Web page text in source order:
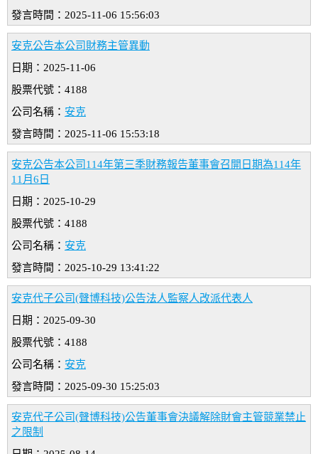
發言時間：2025-11-06 15:56:03
安克公告本公司財務主管異動
日期：2025-11-06
股票代號：4188
公司名稱： 安克
發言時間：2025-11-06 15:53:18
安克公告本公司114年第三季財務報告董事會召開日期為114年
11月6日
日期：2025-10-29
股票代號：4188
公司名稱： 安克
發言時間：2025-10-29 13:41:22
安克代子公司(聲博科技)公告法人監察人改派代表人
日期：2025-09-30
股票代號：4188
公司名稱： 安克
發言時間：2025-09-30 15:25:03
安克代子公司(聲博科技)公告董事會決議解除財會主管競業禁止
之限制